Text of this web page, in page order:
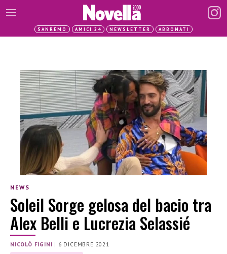
SANREMO AMICI 24 NEWSLETTER ABBONATI
NEWS
Soleil Sorge gelosa del bacio tra
Alex Belli e Lucrezia Selassié
NICOLÒ FIGINI | 6 DICEMBRE 2021